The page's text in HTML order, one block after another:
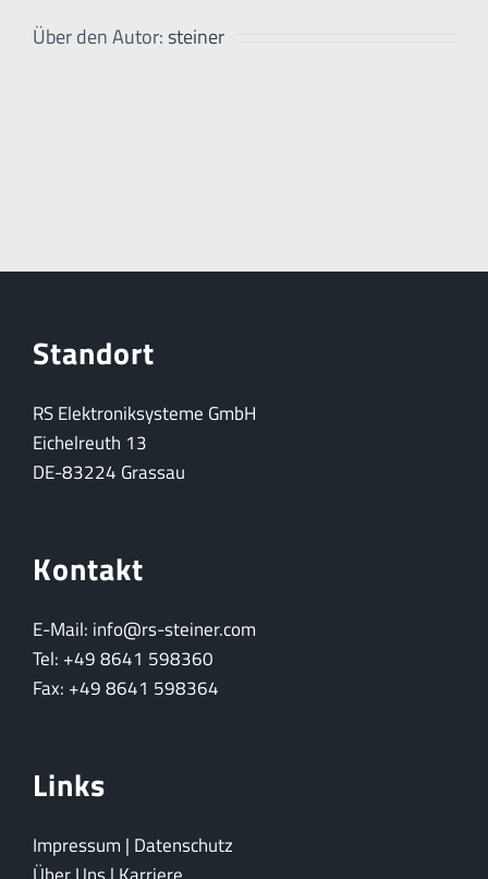
Über den Autor:steiner
Standort
RS Elektroniksysteme GmbH
Eichelreuth 13
DE-83224 Grassau
Kontakt
E-Mail: info@rs-steiner.com
Tel: +49 8641 598360
Fax: +49 8641 598364
Links
Impressum | Datenschutz